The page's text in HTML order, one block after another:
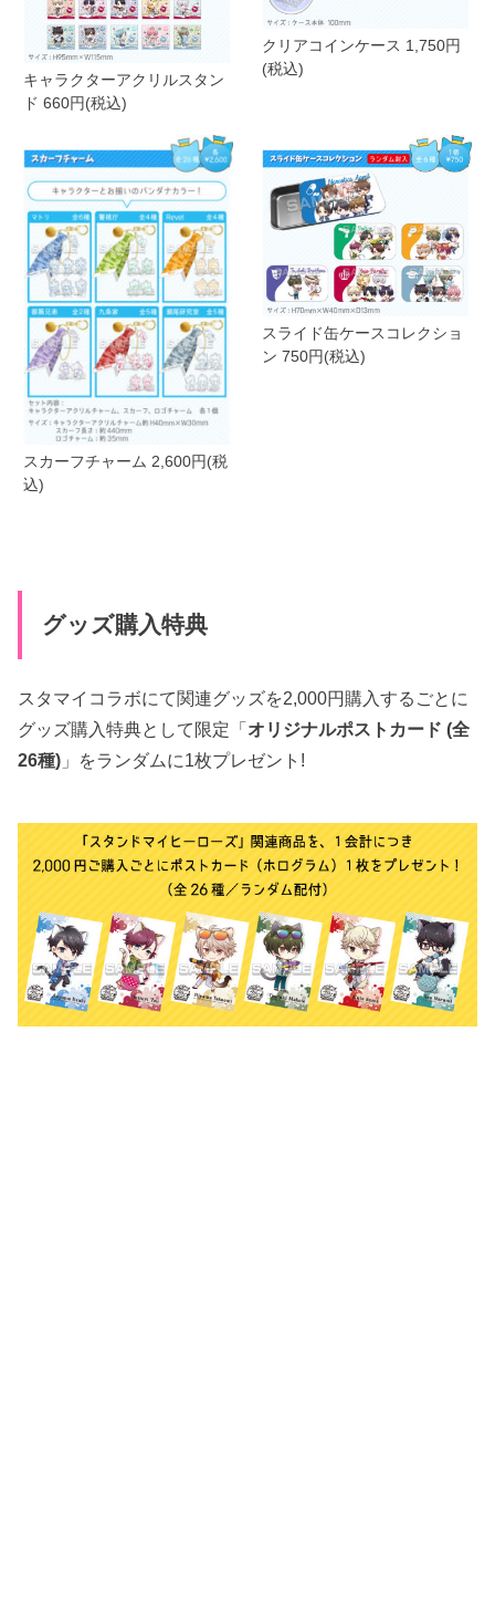
キャラクターアクリルスタン
ド 660円(税込)
クリアコインケース 1,750円
(税込)
スカーフチャーム 2,600円(税
込)
スライド缶ケースコレクショ
ン 750円(税込)
グッズ購入特典
スタマイコラボにて関連グッズを2,000円購入するごとに
グッズ購入特典として限定「オリジナルポストカード (全
26種) 」をランダムに1枚プレゼント!